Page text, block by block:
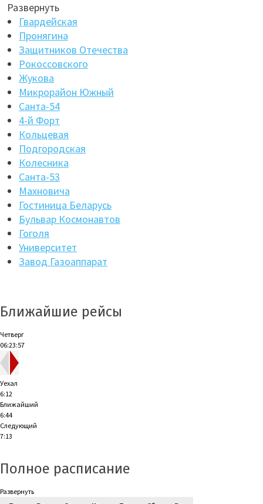
Развернуть
Гвардейская
Пронягина
Защитников Отечества
Рокоссовского
Жукова
Микрорайон Южный
Санта-54
4-й Форт
Кольцевая
Подгородская
Колесника
Санта-53
Махновича
Гостиница Беларусь
Бульвар Космонавтов
Гоголя
Университет
Завод Газоаппарат
Ближайшие рейсы
Четверг
06:23:58
Уехал
6:12
Ближайший
6:44
Следующий
7:13
Полное расписание
Развернуть